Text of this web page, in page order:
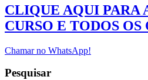
CLIQUE AQUI PARA
CURSO E TODOS OS
Chamar no WhatsApp!
Pesquisar